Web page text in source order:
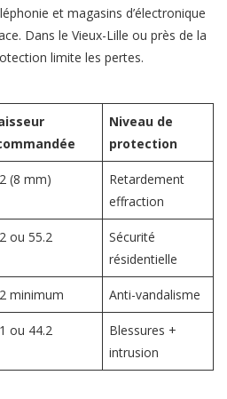
et magasins d’électronique
Dans le Vieux-Lille ou près de la
limite les pertes.
Niveau de
protection
(8 mm)
Retardement
effraction
ou 55.2
Sécurité
résidentielle
minimum Anti-vandalisme
ou 44.2
Blessures +
intrusion